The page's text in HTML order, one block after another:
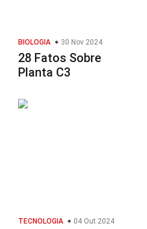
BIOLOGIA 30 Nov 2024
28 Fatos Sobre
Planta C3
TECNOLOGIA 04 Out 2024